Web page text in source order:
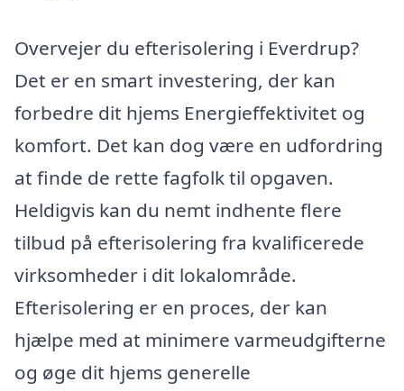
Overvejer du efterisolering i Everdrup?
Det er en smart investering, der kan
forbedre dit hjems Energieffektivitet og
komfort. Det kan dog være en udfordring
at finde de rette fagfolk til opgaven.
Heldigvis kan du nemt indhente flere
tilbud på efterisolering fra kvalificerede
virksomheder i dit lokalområde.
Efterisolering er en proces, der kan
hjælpe med at minimere varmeudgifterne
og øge dit hjems generelle